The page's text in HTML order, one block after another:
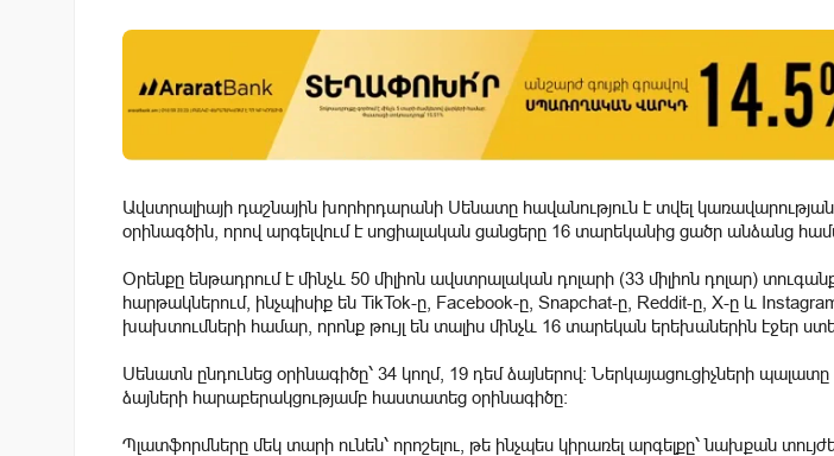
Ավստրալիայի դաշնային խորհրդարանի Սենատը հավանություն է տվել
օրինագծին, որով արգելվում է սոցիալական ցանցերը 16 տարեկանից ցածր անձանց
Օրենքը ենթադրում է մինչև 50 միլիոն ավստրալական դոլարի (33 միլիոն դոլար)
հարթակներում, ինչպիսիք են TikTok-ը, Facebook-ը, Snapchat-ը, Reddit-ը, X-ը և
խախտումների համար, որոնք թույլ են տալիս մինչև 16 տարեկան երեխաներին էջեր
Սենատն ընդունեց օրինագիծը՝ 34 կողմ, 19 դեմ ձայներով: Ներկայացուցիչների պալատը
ձայների հարաբերակցությամբ հաստատեց օրինագիծը:
Պլատֆորմները մեկ տարի ունեն՝ որոշելու, թե ինչպես կիրառել արգելքը՝ նախքան